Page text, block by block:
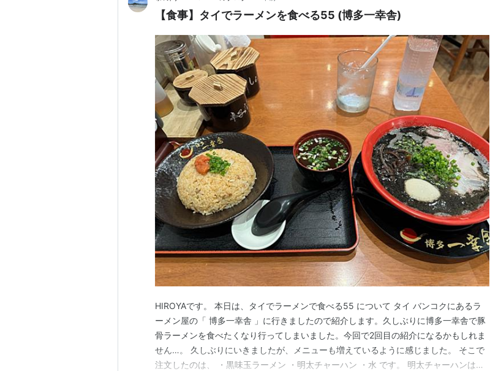
【食事】タイでラーメンを食べる55 (博多一幸舎)
HIROYAです。 本日は、タイでラーメンで食べる55 について タイ バンコクにあるラ
ーメン屋の「 博多一幸舎 」に行きましたので紹介します。久しぶりに博多一幸舎で豚
骨ラーメンを食べたくなり行ってしまいました。今回で2回目の紹介になるかもしれま
せん…。 久しぶりにいきましたが、メニューも増えているように感じました。 そこで
注文したのは、 ・黒味玉ラーメン ・明太チャーハン ・水 です。 明太チャーハンは、